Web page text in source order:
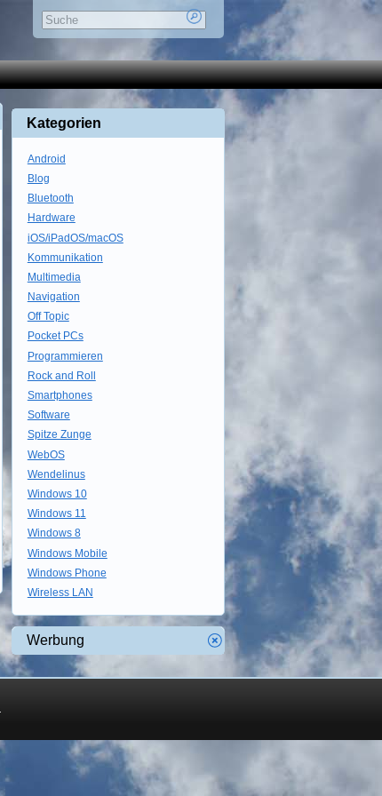
Kategorien
Android
Blog
Bluetooth
Hardware
iOS/iPadOS/macOS
Kommunikation
Multimedia
Navigation
Off Topic
Pocket PCs
Programmieren
Rock and Roll
Smartphones
Software
Spitze Zunge
WebOS
Wendelinus
Windows 10
Windows 11
Windows 8
Windows Mobile
Windows Phone
Wireless LAN
Werbung